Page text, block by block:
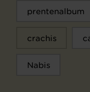
prentenalbum
crachis
Nabis